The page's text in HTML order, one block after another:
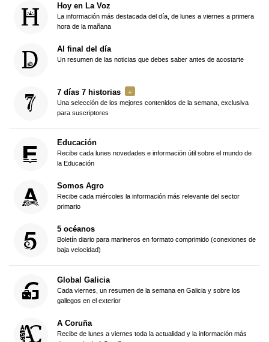
Hoy en La Voz
La información más destacada del día, de lunes a viernes a primera
hora de la mañana
Al final del día
Un resumen de las noticias que debes saber antes de acostarte
7 días 7 historias
Una selección de los mejores contenidos de la semana, exclusiva
para suscriptores
Educación
Recibe cada lunes novedades e información útil sobre el mundo de
la Educación
Somos Agro
Recibe cada miércoles la información más relevante del sector
primario
5 océanos
Boletín diario para marineros en formato comprimido (conexiones de
baja velocidad)
Global Galicia
Cada viernes, un resumen de la semana en Galicia y sobre los
gallegos en el exterior
A Coruña
Recibe de lunes a viernes toda la actualidad y la información más